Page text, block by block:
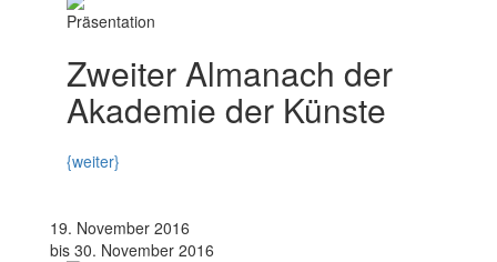
Präsentation
Zweiter Almanach der
Akademie der Künste
{weiter}
19. November 2016
bis 30. November 2016